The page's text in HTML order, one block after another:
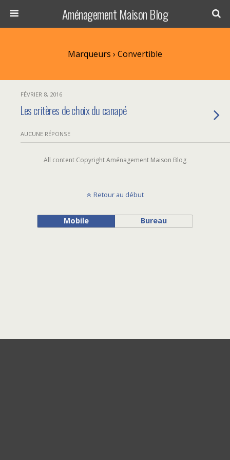
Aménagement Maison Blog
Marqueurs › Convertible
FÉVRIER 8, 2016
Les critères de choix du canapé
AUCUNE RÉPONSE
All content Copyright Aménagement Maison Blog
Retour au début
Mobile Bureau